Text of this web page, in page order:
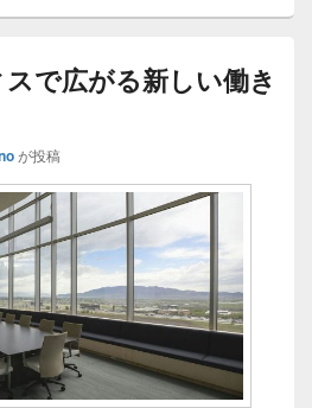
で広がる新しい働き
が投稿